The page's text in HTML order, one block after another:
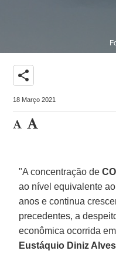
share
18 Março 2021
"A concentração de
ao nível equivalente
anos e continua
precedentes, a
econômica ocorrida
Eustáquio Diniz Alves